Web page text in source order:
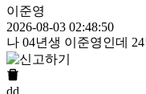
이준영
2026-08-03 02:48:50
나 04년생 이준영인데